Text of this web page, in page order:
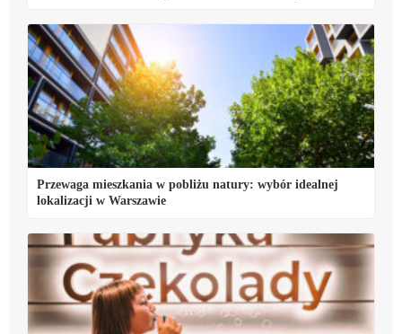
Przewaga mieszkania w pobliżu natury: wybór idealnej
lokalizacji w Warszawie